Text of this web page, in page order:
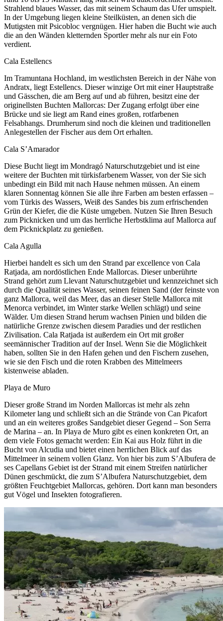
Strahlend blaues Wasser, das mit seinem Schaum das Ufer umspielt.
In der Umgebung liegen kleine Steilküsten, an denen sich die
Mutigsten mit Psicobloc vergnügen. Hier haben die Bucht wie auch
die an den Wänden kletternden Sportler mehr als nur ein Foto
verdient.
Cala Estellencs
Im Tramuntana Hochland, im westlichsten Bereich in der Nähe von
Andratx, liegt Estellencs. Dieser winzige Ort mit einer Hauptstraße
und Gässchen, die am Berg auf und ab führen, besitzt eine der
originellsten Buchten Mallorcas: Der Zugang erfolgt über eine
Brücke und sie liegt am Rand eines großen, rotfarbenen
Felsabhangs. Drumherum sind noch die kleinen und traditionellen
Anlegestellen der Fischer aus dem Ort erhalten.
Cala S’Amarador
Diese Bucht liegt im Mondragó Naturschutzgebiet und ist eine
weitere der Buchten mit türkisfarbenem Wasser, von der Sie sich
unbedingt ein Bild mit nach Hause nehmen müssen. An einem
klaren Sonnentag können Sie alle ihre Farben am besten erfassen –
vom Türkis des Wassers, Weiß des Sandes bis zum erfrischenden
Grün der Kiefer, die die Küste umgeben. Nutzen Sie Ihren Besuch
zum Picknicken und um das herrliche Herbstklima auf Mallorca auf
dem Picknickplatz zu genießen.
Cala Agulla
Hierbei handelt es sich um den Strand par excellence von Cala
Ratjada, am nordöstlichen Ende Mallorcas. Dieser unberührte
Strand gehört zum Llevant Naturschutzgebiet und kennzeichnet sich
durch die Qualität seines Wasser, seinen feinen Sand (der feinste von
ganz Mallorca, weil das Meer, das an dieser Stelle Mallorca mit
Menorca verbindet, im Winter starke Wellen schlägt) und seine
Wälder. Um diesen Strand herum wachsen Pinien und bilden die
natürliche Grenze zwischen diesem Paradies und der restlichen
Zivilisation. Cala Ratjada ist außerdem ein Ort mit großer
seemännischer Tradition auf der Insel. Wenn Sie die Möglichkeit
haben, sollten Sie in den Hafen gehen und den Fischern zusehen,
wie sie den Fisch und die roten Krabben des Mittelmeers
kistenweise abladen.
Playa de Muro
Dieser große Strand im Norden Mallorcas ist mehr als zehn
Kilometer lang und schließt sich an die Strände von Can Picafort
und an ein weiteres großes Sandgebiet dieser Gegend – Son Serra
de Marina – an. In Playa de Muro gibt es einen konkreten Ort, an
dem viele Fotos gemacht werden: Ein Kai aus Holz führt in die
Bucht von Alcudia und bietet einen herrlichen Blick auf das
Mittelmeer in seinem vollen Glanz. Von hier bis zum S’Albufera de
ses Capellans Gebiet ist der Strand mit einem Streifen natürlicher
Dünen geschmückt, die zum S’Albufera Naturschutzgebiet, dem
größten Feuchtgebiet Mallorcas, gehören. Dort kann man besonders
gut Vögel und Insekten fotografieren.